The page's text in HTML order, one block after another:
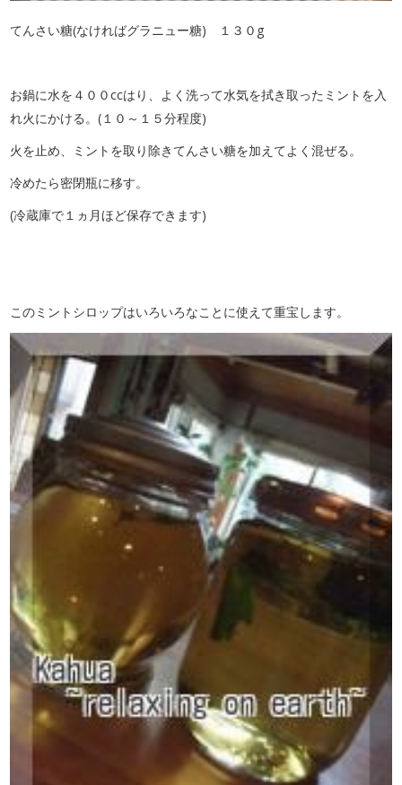
てんさい糖(なければグラニュー糖) １３０g
お鍋に水を４００ccはり、よく洗って水気を拭き取ったミントを入
れ火にかける。(１０～１５分程度)
火を止め、ミントを取り除きてんさい糖を加えてよく混ぜる。
冷めたら密閉瓶に移す。
(冷蔵庫で１ヵ月ほど保存できます)
このミントシロップはいろいろなことに使えて重宝します。